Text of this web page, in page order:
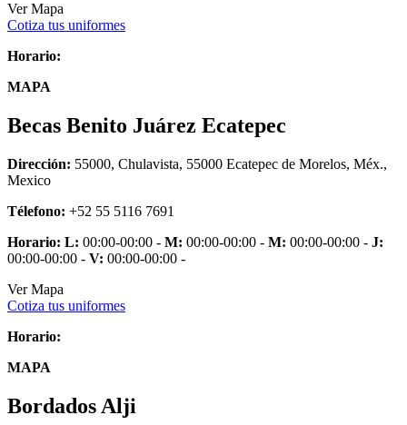
Ver Mapa
Cotiza tus uniformes
Horario:
MAPA
Becas Benito Juárez Ecatepec
Dirección: 55000, Chulavista, 55000 Ecatepec de Morelos, Méx.,
Mexico
Télefono: +52 55 5116 7691
Horario: L: 00:00-00:00 - M: 00:00-00:00 - M: 00:00-00:00 - J:
00:00-00:00 - V: 00:00-00:00 -
Ver Mapa
Cotiza tus uniformes
Horario:
MAPA
Bordados Alji